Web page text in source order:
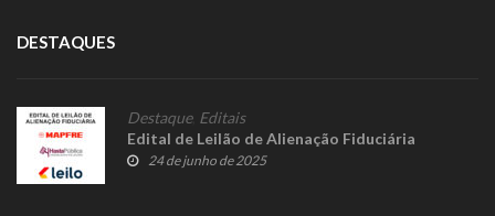
DESTAQUES
Destaque, Editais
Edital de Leilão de Alienação Fiduciária
24 de junho de 2025